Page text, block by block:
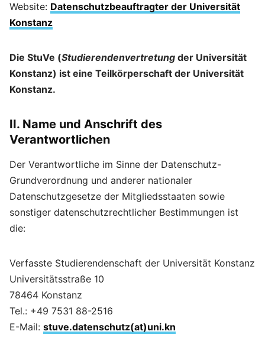
Website: Datenschutzbeauftragter der Universität
Konstanz
Die StuVe (Studierendenvertretung der Universität
Konstanz) ist eine Teilkörperschaft der Universität
Konstanz.
II. Name und Anschrift des
Verantwortlichen
Der Verantwortliche im Sinne der Datenschutz-
Grundverordnung und anderer nationaler
Datenschutzgesetze der Mitgliedsstaaten sowie
sonstiger datenschutzrechtlicher Bestimmungen ist
die:
Verfasste Studierendenschaft der Universität Konstanz
Universitätsstraße 10
78464 Konstanz
Tel.: +49 7531 88-2516
E-Mail: stuve.datenschutz(at)uni.kn